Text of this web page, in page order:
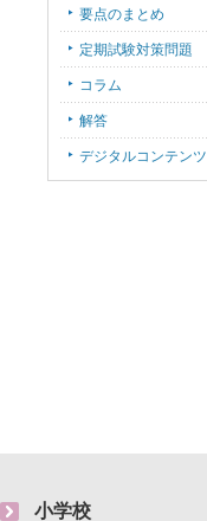
要点のまとめ
定期試験対策問題
コラム
解答
デジタルコンテンツ
小学校